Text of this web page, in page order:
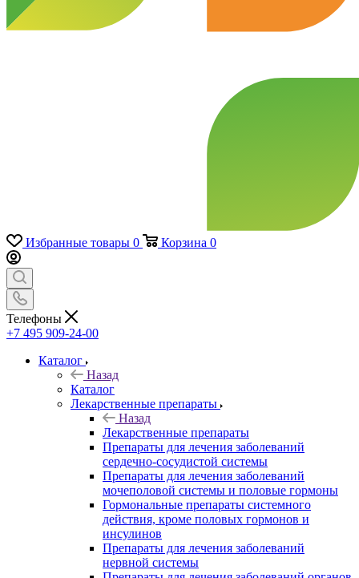
Избранные товары 0 Корзина 0
Телефоны
+7 495 909-24-00
Каталог
Назад
Каталог
Лекарственные препараты
Назад
Лекарственные препараты
Препараты для лечения заболеваний
сердечно-сосудистой системы
Препараты для лечения заболеваний
мочеполовой системы и половые гормоны
Гормональные препараты системного
действия, кроме половых гормонов и
инсулинов
Препараты для лечения заболеваний
нервной системы